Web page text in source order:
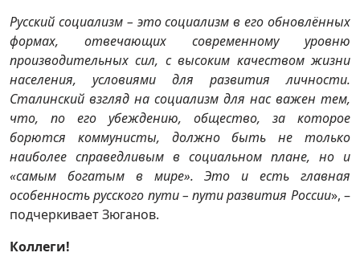
Русский социализм – это социализм в его обновлённых
формах, отвечающих современному уровню
производительных сил, с высоким качеством жизни
населения, условиями для развития личности.
Сталинский взгляд на социализм для нас важен тем,
что, по его убеждению, общество, за которое
борются коммунисты, должно быть не только
наиболее справедливым в социальном плане, но и
«самым богатым в мире». Это и есть главная
особенность русского пути– пути развития России», –
подчеркивает Зюганов.
Коллеги!